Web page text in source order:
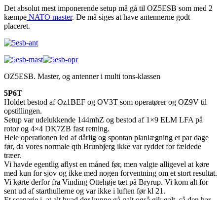
Det absolut mest imponerende setup må gå til OZ5ESB som med 2
kæmpe NATO master. De må siges at have antennerne godt
placeret.
OZ5ESB. Master, og antenner i multi tons-klassen
5P6T
Holdet bestod af Oz1BEF og OV3T som operatører og OZ9V til
opstillingen.
Setup var udelukkende 144mhZ og bestod af 1×9 ELM LFA på
rotor og 4×4 DK7ZB fast retning.
Hele operationen led af dårlig og spontan planlægning et par dage
før, da vores normale qth Brunbjerg ikke var ryddet for fældede
træer.
Vi havde egentlig aflyst en måned før, men valgte alligevel at køre
med kun for sjov og ikke med nogen forventning om et stort resultat.
Vi kørte derfor fra Vinding Ottehøje tæt på Bryrup. Vi kom alt for
sent ud af starthullerne og var ikke i luften før kl 21.